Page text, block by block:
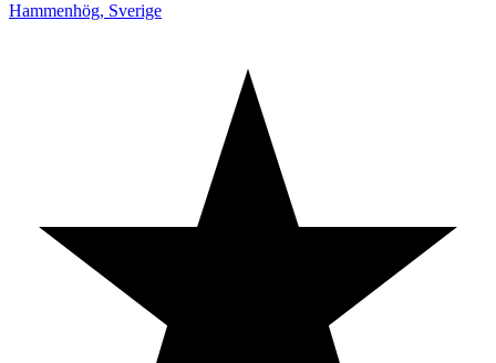
Hammenhög, Sverige